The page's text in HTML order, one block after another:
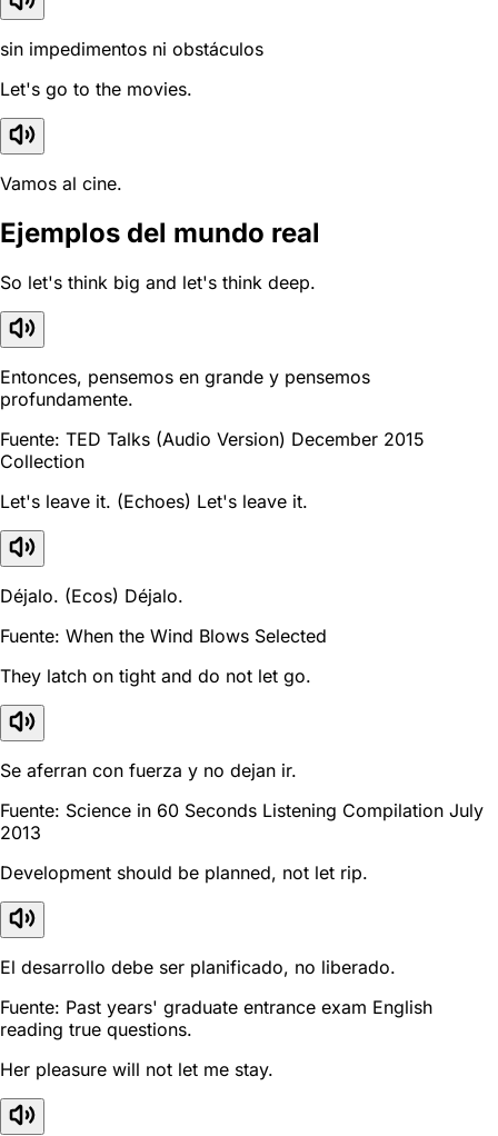
sin impedimentos ni obstáculos
Let's go to the movies.
Vamos al cine.
Ejemplos del mundo real
So let's think big and let's think deep.
Entonces, pensemos en grande y pensemos
profundamente.
Fuente: TED Talks (Audio Version) December 2015
Collection
Let's leave it. (Echoes) Let's leave it.
Déjalo. (Ecos) Déjalo.
Fuente: When the Wind Blows Selected
They latch on tight and do not let go.
Se aferran con fuerza y no dejan ir.
Fuente: Science in 60 Seconds Listening Compilation July
2013
Development should be planned, not let rip.
El desarrollo debe ser planificado, no liberado.
Fuente: Past years' graduate entrance exam English
reading true questions.
Her pleasure will not let me stay.